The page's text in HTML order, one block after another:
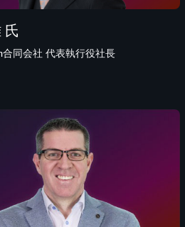
氏
合同会社 代表執行役社長